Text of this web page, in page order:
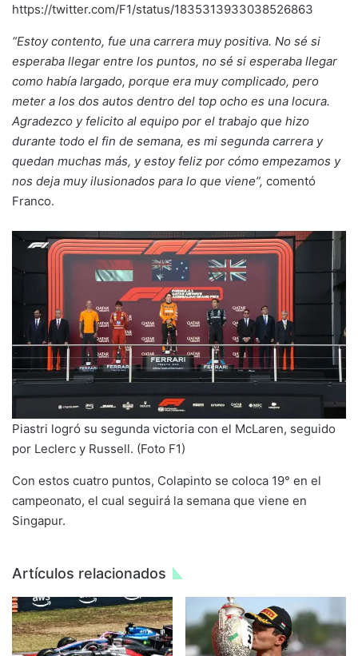
https://twitter.com/F1/status/1835313933038526863
“Estoy contento, fue una carrera muy positiva. No sé si
esperaba llegar entre los puntos, no sé si esperaba llegar
como había largado, porque era muy complicado, pero
meter a los dos autos dentro del top ocho es una locura.
Agradezco y felicito al equipo por el trabajo que hizo
durante todo el fin de semana, es mi segunda carrera y
quedan muchas más, y estoy feliz por cómo empezamos y
nos deja muy ilusionados para lo que viene”, comentó
Franco.
Piastri logró su segunda victoria con el McLaren, seguido
por Leclerc y Russell. (Foto F1)
Con estos cuatro puntos, Colapinto se coloca 19° en el
campeonato, el cual seguirá la semana que viene en
Singapur.
Artículos relacionados